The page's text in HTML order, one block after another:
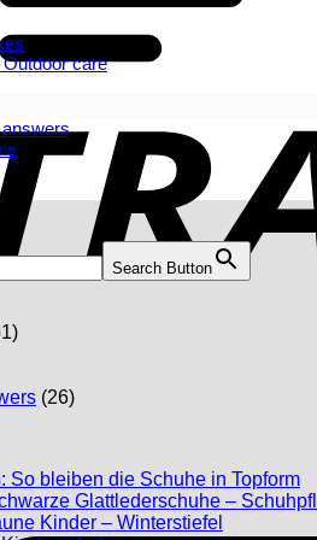
care
Search Button
(26)
So bleiben die Schuhe in TopformNo
Glattlederschuhe –
Kinder – Winterstiefel